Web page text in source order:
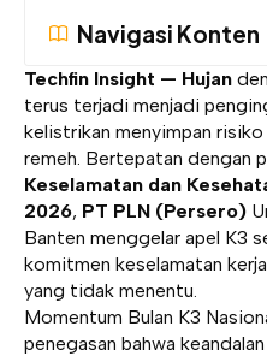
Navigasi Konten
Techfin Insight — Hujan
terus terjadi menjadi
kelistrikan menyimpan
remeh. Bertepatan dengan
Keselamatan dan
2026, PT PLN (Persero)
Banten menggelar apel K3
komitmen keselamatan
yang tidak menentu.
Momentum Bulan K3
penegasan bahwa